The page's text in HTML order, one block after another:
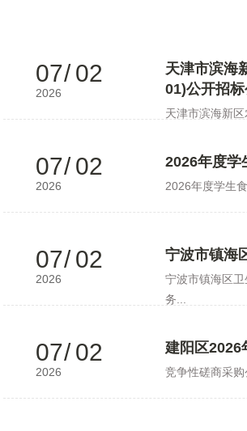
07/ 02
2026
天津市滨海
01)公开招
天津市滨海新
07/ 02
2026
2026年度学
2026年度学生
07/ 02
2026
宁波市镇海
宁波市镇海区
务...
07/ 02
2026
建阳区2026
竞争性磋商采